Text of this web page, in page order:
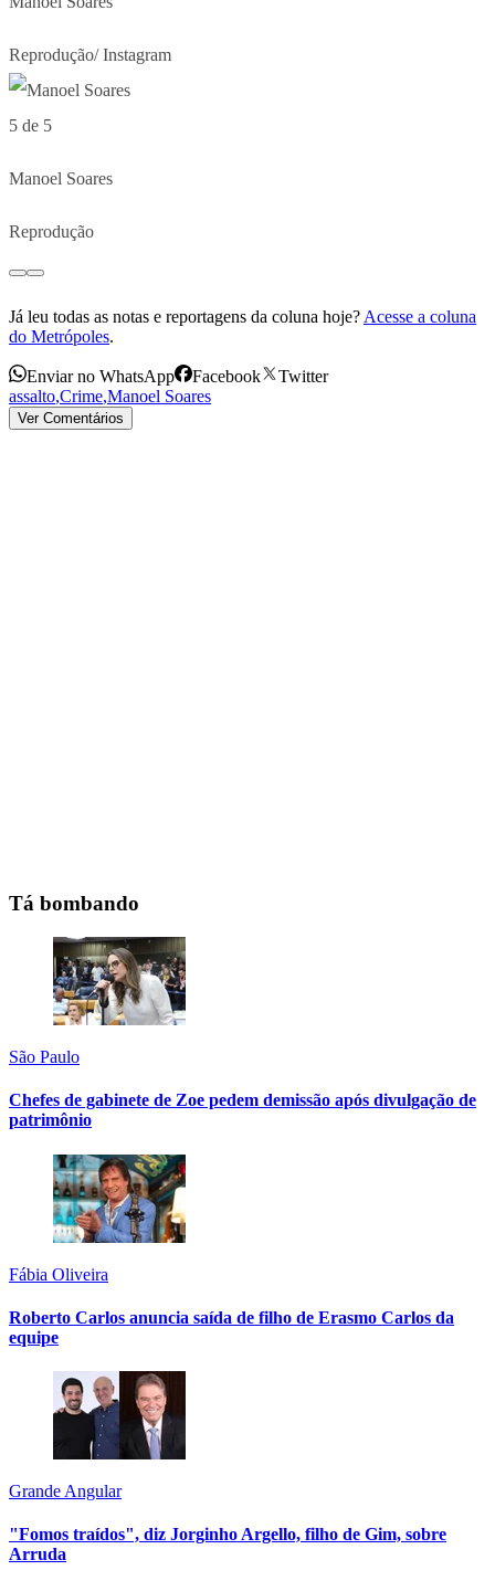
Reprodução/ Instagram
5 de 5
Manoel Soares
Reprodução
Já leu todas as notas e reportagens da coluna hoje? Acesse a coluna
do Metrópoles.
Enviar no WhatsApp Facebook
Twitter
assalto,Crime,Manoel Soares
Ver Comentários
Tá bombando
São Paulo
Chefes de gabinete de Zoe pedem demissão após divulgação de
patrimônio
Fábia Oliveira
Roberto Carlos anuncia saída de filho de Erasmo Carlos da
equipe
Grande Angular
"Fomos traídos", diz Jorginho Argello, filho de Gim, sobre
Arruda